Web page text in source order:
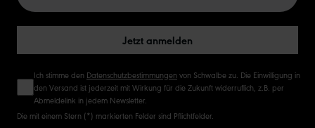
Jetzt anmelden
Ich stimme den Datenschutzbestimmungen von Schwalbe zu. Die Einwilligung in
den Versand ist jederzeit mit Wirkung für die Zukunft widerruflich, z.B. per
Abmeldelink in jedem Newsletter.
Die mit einem Stern (*) markierten Felder sind Pflichtfelder.